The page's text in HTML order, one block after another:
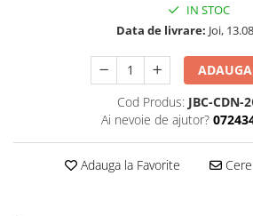
IN STOC
Data de livrare: Joi,
Cod Produs: JBC-CDN-
Ai nevoie de ajutor?
Adauga la Favorite Cere